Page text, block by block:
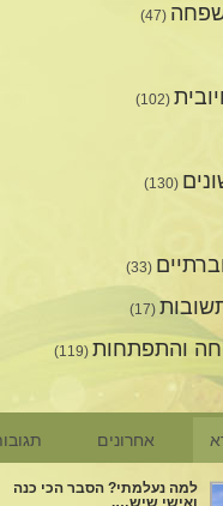
(47)
(102)
(130)
(33)
(17)
והתפתחות (119)
אחרונים
למה נעלמתי? הסבר הכי כנה
ואישי שיש….